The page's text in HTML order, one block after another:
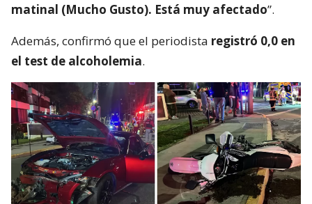
matinal (Mucho Gusto). Está muy afectado”.
Además, confirmó que el periodista registró 0,0 en
el test de alcoholemia.